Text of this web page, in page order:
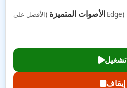
الأصوات المتميزة (الأفضل على Edge)
تشغيل
إيقاف